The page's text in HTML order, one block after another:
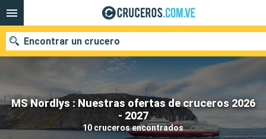
MS Nordlys : Nuestras ofertas de cruceros 2026
- 2027
10 cruceros encontrados
Encontrar un crucero
Nuestros destinos
Fecha de salida